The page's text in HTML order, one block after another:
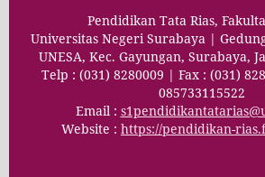
Pendidikan Tata Rias,
Universitas Negeri Surabaya |
UNESA, Kec. Gayungan, Surabaya,
Telp : (031) 8280009 | Fax : (031)
085733115522
Email :
Website : https://pendidikan-